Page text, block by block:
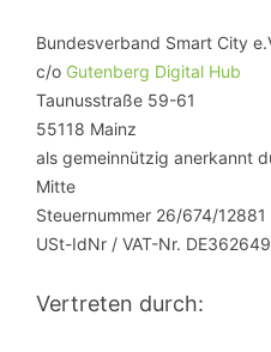
Bundesverband Smart City
c/o Gutenberg Digital Hub
Taunusstraße 59-61
55118 Mainz
als gemeinnützig anerkannt
Mitte
Steuernummer 26/674/12881
USt-IdNr / VAT-Nr.
Vertreten durch: